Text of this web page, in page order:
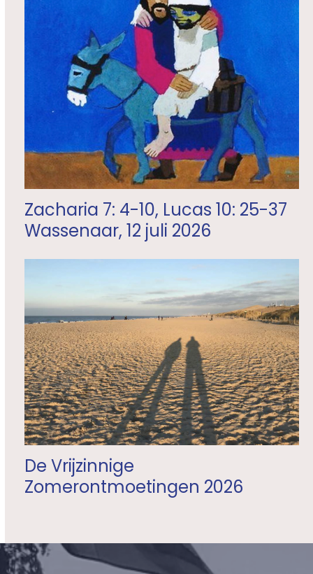
Zacharia 7: 4-10, Lucas 10: 25-37
Wassenaar, 12 juli 2026
De Vrijzinnige
Zomerontmoetingen 2026